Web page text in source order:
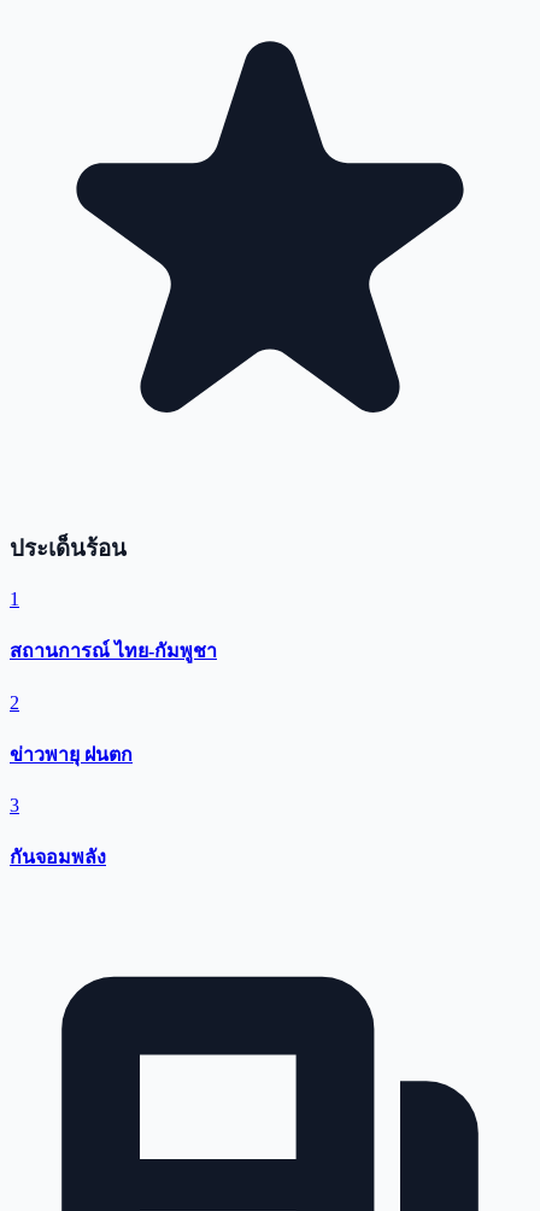
ประเด็นร้อน
1
สถานการณ์ ไทย-กัมพูชา
2
ข่าวพายุ ฝนตก
3
กันจอมพลัง